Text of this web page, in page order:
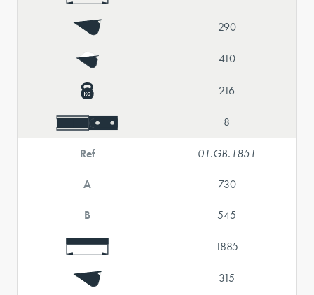
290
410
216
8
Ref 01.GB.1851
A 730
B 545
1885
315